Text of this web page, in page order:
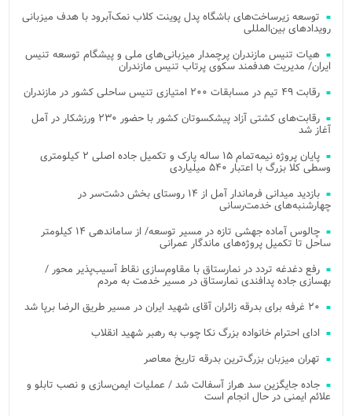
توسعه زیرساخت‌های باشگاه پدل پوینت کلاب نمک‌آبرود با هدف میزبانی
رویدادهای بین‌المللی
هیات تنیس مازندران پرچمدار میزبانی‌های ملی و پیشگام توسعه تنیس
ایران/ مدیریت هدفمند سکوی پرتاب تنیس مازندران
رقابت ۴۹ تیم در مسابقات ۲۰۰ امتیازی تنیس ساحلی کشور در مازندران
رقابت‌های کشتی آزاد پیشکسوتان کشور با حضور ۲۳۰ ورزشکار در آمل
آغاز شد
پایان پروژه نیمه‌تمام ۱۵ ساله پارک و تکمیل جاده اصلی ۲ کیلومتری
وسطی کلا بزرگ با اعتبار ۵۴۰ میلیاردی
بازدید میدانی فرماندار آمل از ۱۴ روستای بخش دشت‌سر در
چهارشنبه‌های خدمت‌رسانی
چالوس آماده جهشی تازه در مسیر توسعه/ از ساماندهی ۱۴ کیلومتر
ساحل تا تکمیل پروژه‌های ماندگار عمرانی
رفع دغدغه تردد در نمارستاق با مقاوم‌سازی نقاط آسیب‌پذیر محور /
بهسازی جاده پدافندی نمارستاق در مسیر خدمت به مردم
۲۰ غرفه برای بدرقه زائران آقای شهید ایران در مسیر طریق الرضا برپا شد
ادای احترام خانواده بزرگ نکا چوب به رهبر شهید انقلاب
تهران میزبان بزرگ‌ترین بدرقه تاریخ معاصر
جاده جایگزین سد هراز آسفالت شد / عملیات ایمن‌سازی و نصب تابلو و
علائم ایمنی در حال انجام است